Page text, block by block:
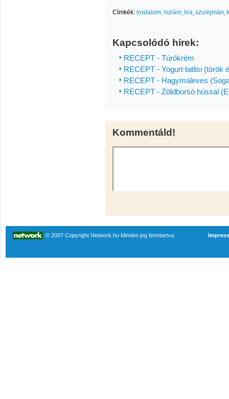
Címkék: irodalom iszlám lira szulejmán
Kapcsolódó hírek:
RECEPT - Túrókrém
RECEPT - Yogurt tatlisi (török
RECEPT - Hagymaleves
RECEPT - Zöldborsó hússal
Kommentáld!
© 2007 Copyright Network.hu Minden jog fenntartva.